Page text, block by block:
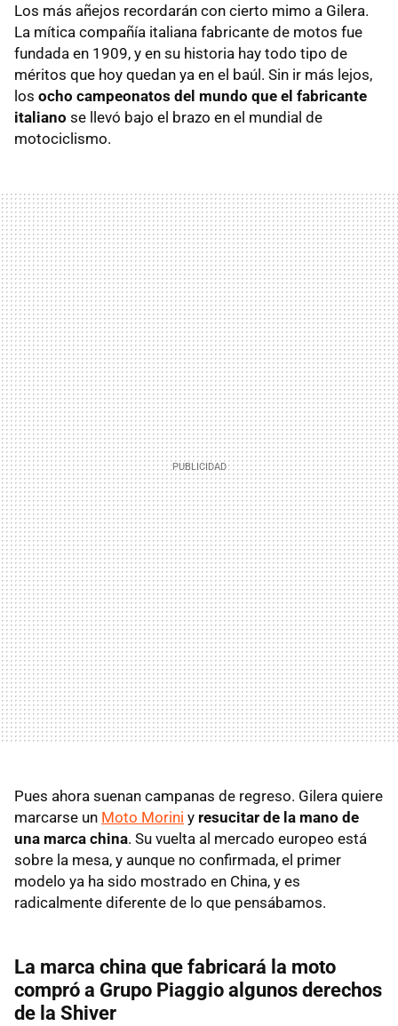
Los más añejos recordarán con cierto mimo a Gilera.
La mítica compañía italiana fabricante de motos fue
fundada en 1909, y en su historia hay todo tipo de
méritos que hoy quedan ya en el baúl. Sin ir más lejos,
los ocho campeonatos del mundo que el fabricante
italiano se llevó bajo el brazo en el mundial de
motociclismo.
Pues ahora suenan campanas de regreso. Gilera quiere
marcarse un Moto Morini y resucitar de la mano de
una marca china. Su vuelta al mercado europeo está
sobre la mesa, y aunque no confirmada, el primer
modelo ya ha sido mostrado en China, y es
radicalmente diferente de lo que pensábamos.
La marca china que fabricará la moto
compró a Grupo Piaggio algunos derechos
de la Shiver